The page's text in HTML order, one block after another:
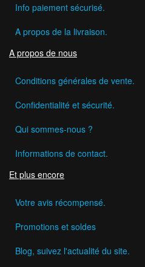
Info paiement sécurisé.
A propos de la livraison.
A propos de nous
Conditions générales de vente.
Confidentialité et sécurité.
Qui sommes-nous ?
Informations de contact.
Et plus encore
Votre avis récompensé.
Promotions et soldes
Blog, suivez l'actualité du site.